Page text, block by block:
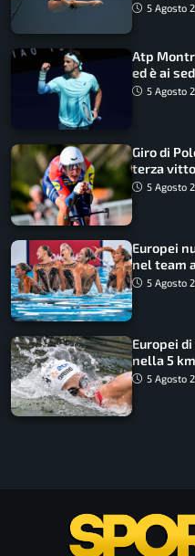
5 Agosto
Atp
ed è ai
5 Agosto
Giro di
terza
rafforzato
5 Agosto
Europei
nel team
5 Agosto
Europei
nella 5
5 Agosto